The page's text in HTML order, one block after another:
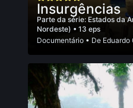
Insurgências
Parte da série: Estados da
Nordeste) • 13 eps
Documentário • De Eduardo